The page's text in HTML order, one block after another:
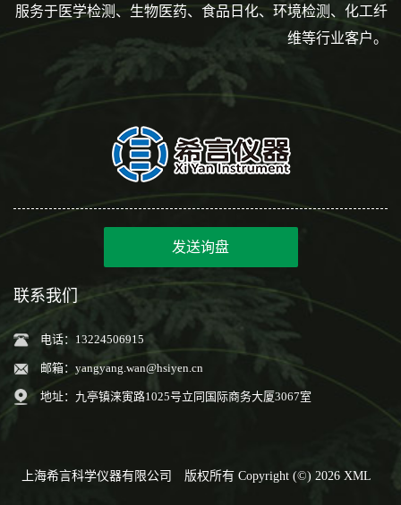
服务于医学检测、生物医药、食品日化、环境检测、化工纤
维等行业客户。
发送询盘
联系我们
电话：13224506915
邮箱： yangyang.wan@hsiyen.cn
地址：九亭镇涞寅路1025号立同国际商务大厦3067室
上海希言科学仪器有限公司 版权所有 Copyright (©) 2026 XML